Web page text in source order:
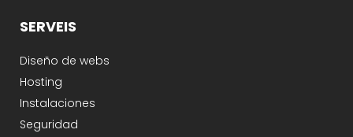
SERVEIS
Diseño de webs
Hosting
Instalaciones
Seguridad